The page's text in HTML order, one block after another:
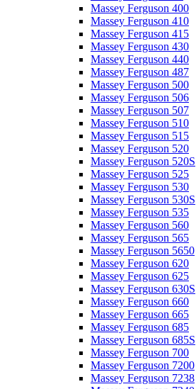
Massey Ferguson 400
Massey Ferguson 410
Massey Ferguson 415
Massey Ferguson 430
Massey Ferguson 440
Massey Ferguson 487
Massey Ferguson 500
Massey Ferguson 506
Massey Ferguson 507
Massey Ferguson 510
Massey Ferguson 515
Massey Ferguson 520
Massey Ferguson 520S
Massey Ferguson 525
Massey Ferguson 530
Massey Ferguson 530S
Massey Ferguson 535
Massey Ferguson 560
Massey Ferguson 565
Massey Ferguson 5650
Massey Ferguson 620
Massey Ferguson 625
Massey Ferguson 630S
Massey Ferguson 660
Massey Ferguson 665
Massey Ferguson 685
Massey Ferguson 685S
Massey Ferguson 700
Massey Ferguson 7200
Massey Ferguson 7238